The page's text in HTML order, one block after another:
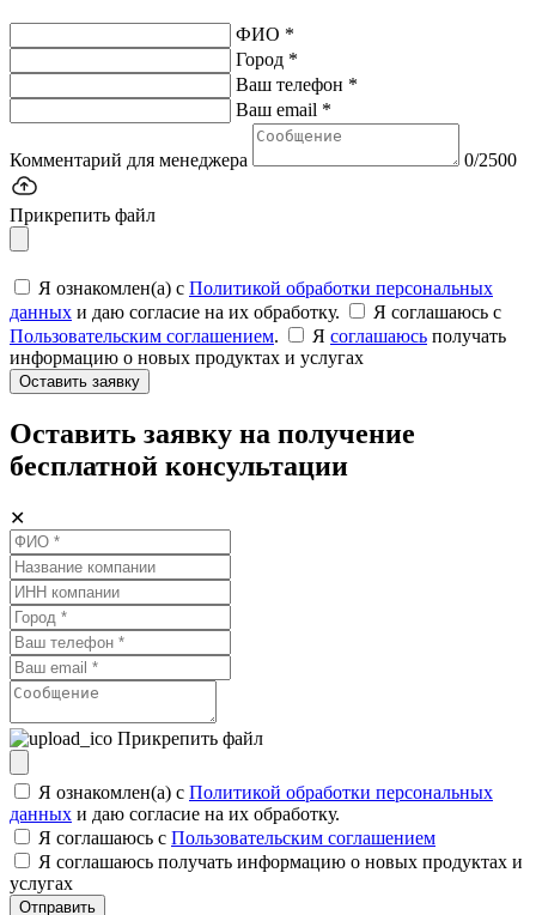
ФИО *
Город *
Ваш телефон *
Ваш email *
Комментарий для менеджера 0/2500
Прикрепить файл
Я ознакомлен(а) с Политикой обработки персональных
данных и даю согласие на их обработку.
Я соглашаюсь c
Пользовательским соглашением. Я соглашаюсь получать
информацию о новых продуктах и услугах
Оставить заявку
Оставить заявку на получение
бесплатной консультации
✕
Прикрепить файл
Я ознакомлен(а) с Политикой обработки персональных
данных и даю согласие на их обработку.
Я соглашаюсь c Пользовательским соглашением
Я соглашаюсь получать информацию о новых продуктах и
услугах
Отправить